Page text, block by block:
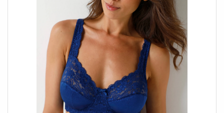
protégée dans l'Union européenne entière.
diode LED s'allume pour 10 secondes. Le détecteur garde
tous les paramètres choisis dans la mémoire.
Détecteur/fonctions - 5 niveaux de volume, y compris le
mode silencieux - alimentation par une pile 23A 12V -
diode LED est allumée 10 secondes après une touche -
fonction mémoire — tous les paramètres choisis sont
stockés dans la mémoire - imperméable